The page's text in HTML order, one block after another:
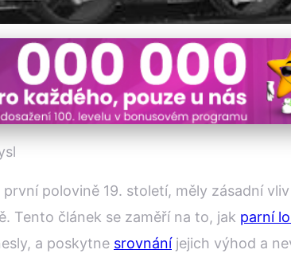
Přetvořily
polovině 19. století, měly zásadní
Tento článek se zaměří na to, jak parní
a poskytne srovnáníjejich výhod a